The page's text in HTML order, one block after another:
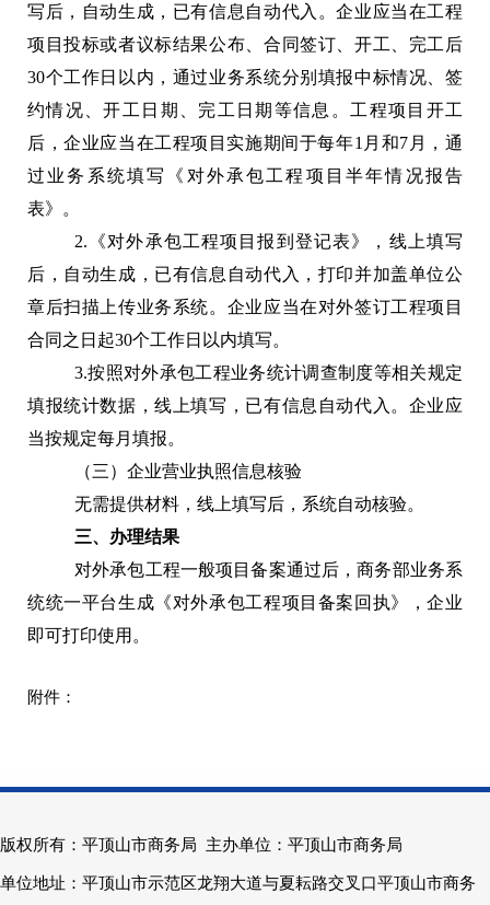
写后，自动生成，已有信息自动代入。企业应当在工程
项目投标或者议标结果公布、合同签订、开工、完工后
30个工作日以内，通过业务系统分别填报中标情况、签
约情况、开工日期、完工日期等信息。工程项目开工
后，企业应当在工程项目实施期间于每年1月和7月，通
过业务系统填写《对外承包工程项目半年情况报告
表》。
2.《对外承包工程项目报到登记表》，线上填写
后，自动生成，已有信息自动代入，打印并加盖单位公
章后扫描上传业务系统。企业应当在对外签订工程项目
合同之日起30个工作日以内填写。
3.按照对外承包工程业务统计调查制度等相关规定
填报统计数据，线上填写，已有信息自动代入。企业应
当按规定每月填报。
（三）企业营业执照信息核验
无需提供材料，线上填写后，系统自动核验。
三、办理结果
对外承包工程一般项目备案通过后，商务部业务系
统统一平台生成《对外承包工程项目备案回执》，企业
即可打印使用。
版权所有：平顶山市商务局 主办单位：平顶山市商务局
单位地址：平顶山市示范区龙翔大道与夏耘路交叉口平顶山市商务